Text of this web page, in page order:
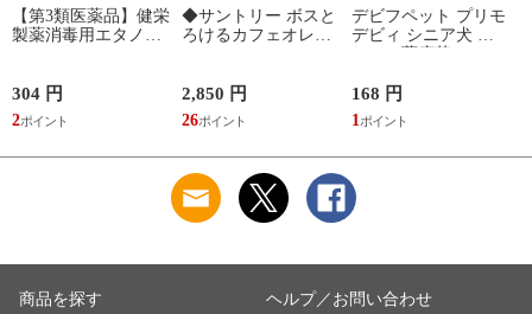
【第3類医薬品】健栄
製薬消毒用エタノー
304 円
2
◆サントリー ボスと
ろけるカフェオレ
2,850 円
26
デビフペット プリモ
デビィ シニア犬 サ
サミ＆薩摩芋ペース
168 円
1
商品を探す ヘルプ／お問い合わせ